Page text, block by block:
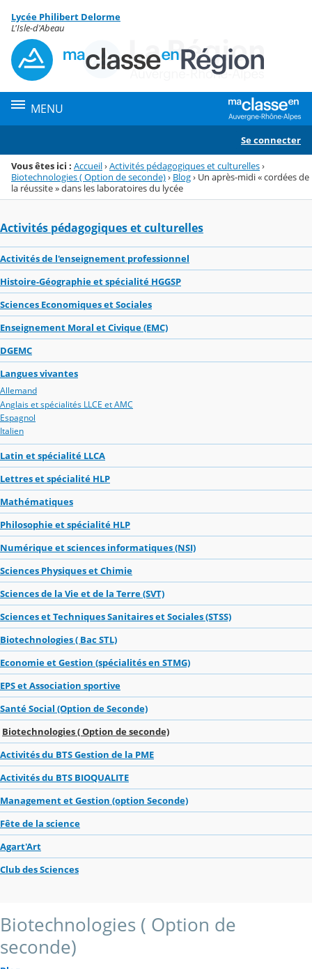
Menu de la rubrique
Contenu
Lycée Philibert Delorme
L'Isle-d'Abeau
MENU
Se connecter
Vous êtes ici : Accueil›Activités pédagogiques et culturelles›
Biotechnologies ( Option de seconde)› Blog› Un après-midi « cordées de
la réussite » dans les laboratoires du lycée
Activités pédagogiques et culturelles
Activités de l'enseignement professionnel
Histoire-Géographie et spécialité HGGSP
Sciences Economiques et Sociales
Enseignement Moral et Civique (EMC)
DGEMC
Langues vivantes
Allemand
Anglais et spécialités LLCE et AMC
Espagnol
Italien
Latin et spécialité LLCA
Lettres et spécialité HLP
Mathématiques
Philosophie et spécialité HLP
Numérique et sciences informatiques (NSI)
Sciences Physiques et Chimie
Sciences de la Vie et de la Terre (SVT)
Sciences et Techniques Sanitaires et Sociales (STSS)
Biotechnologies ( Bac STL)
Economie et Gestion (spécialités en STMG)
EPS et Association sportive
Santé Social (Option de Seconde)
Biotechnologies ( Option de seconde)
Activités du BTS Gestion de la PME
Activités du BTS BIOQUALITE
Management et Gestion (option Seconde)
Fête de la science
Agart'Art
Club des Sciences
Biotechnologies ( Option de
seconde)